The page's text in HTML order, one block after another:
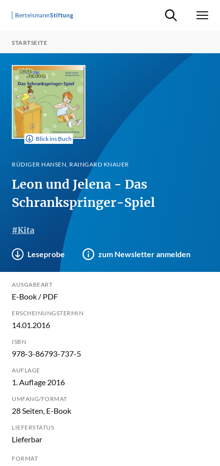
Suche ein-/
STARTSEITE
Blick ins Buch
RÜDIGER HANSEN, RAINGARD KNAUER
Leon und Jelena - Das
Schrankspringer-Spiel
#Kita
Leseprobe zum Newsletter anmelden
AUSGABEART
E-Book / PDF
ERSCHEINUNGSTERMIN
14.01.2016
ISBN
978-3-86793-737-5
AUFLAGE
1. Auflage 2016
UMFANG/FORMAT
28 Seiten, E-Book
LIEFERSTATUS
Lieferbar
FORMAT